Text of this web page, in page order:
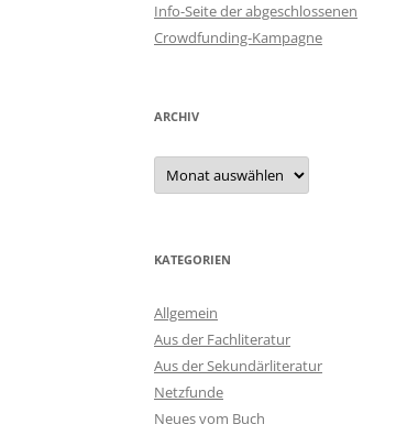
Info-Seite der abgeschlossenen
Crowdfunding-Kampagne
ARCHIV
Archiv
KATEGORIEN
Allgemein
Aus der Fachliteratur
Aus der Sekundärliteratur
Netzfunde
Neues vom Buch